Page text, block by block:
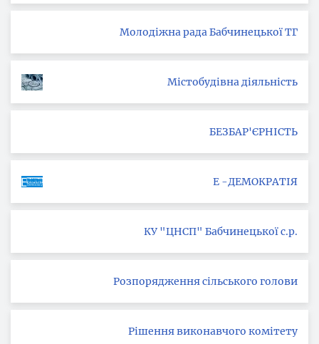
Молодіжна рада Бабчинецької ТГ
Містобудівна діяльність
БЕЗБАР'ЄРНІСТЬ
Е -ДЕМОКРАТІЯ
КУ "ЦНСП" Бабчинецької с.р.
Розпорядження сільського голови
Рішення виконавчого комітету